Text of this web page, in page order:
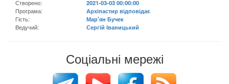
Створено:
2021-03-03 00:00:00
Програма:
Архіпастир відповідає
Гість:
Мар'ян Бучек
Ведучий:
Сергій Іваницький
Соціальні мережі